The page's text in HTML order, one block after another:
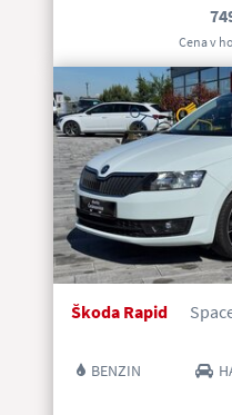
Cena v
Škoda Rapid
BENZIN